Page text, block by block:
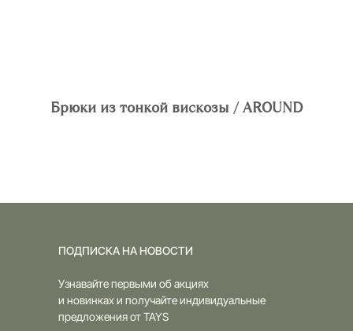
Брюки из тонкой вискозы / AROUND
Узнавайте первыми об акциях
и новинках и получайте индивидуальные
предложения от TAYS
ПОДПИСКА НА НОВОСТИ